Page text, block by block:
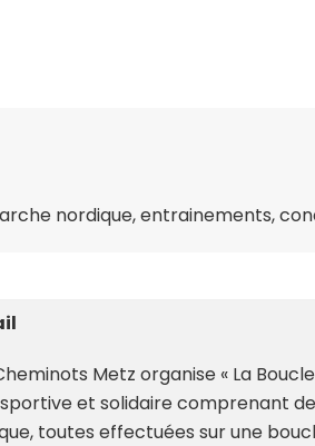
nordique, entrainements,
Metz organise « La
et solidaire comprenant
toutes effectuées sur une